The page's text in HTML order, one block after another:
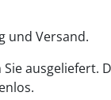
und Versand.
ausgeliefert.